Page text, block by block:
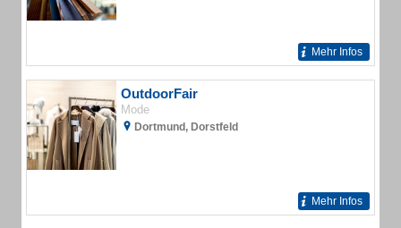
Mehr Infos
OutdoorFair
Mode
Dortmund, Dorstfeld
Mehr Infos